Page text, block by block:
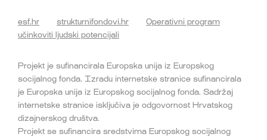
esf.hr strukturnifondovi.hr
Operativni program
učinkoviti ljudski potencijali
Projekt je sufinancirala Europska unija iz Europskog
socijalnog fonda. Izradu internetske stranice sufinancirala
je Europska unija iz Europskog socijalnog fonda. Sadržaj
internetske stranice isključiva je odgovornost Hrvatskog
dizajnerskog društva.
Projekt se sufinancira sredstvima Europskog socijalnog